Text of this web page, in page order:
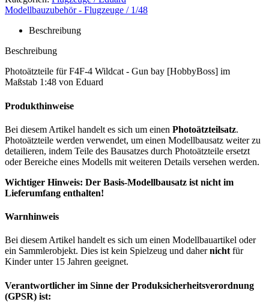
Modellbauzubehör - Flugzeuge / 1/48
Beschreibung
Beschreibung
Photoätzteile für F4F-4 Wildcat - Gun bay [HobbyBoss] im
Maßstab 1:48 von Eduard
Produkthinweise
Bei diesem Artikel handelt es sich um einen Photoätzteilsatz.
Photoätzteile werden verwendet, um einen Modellbausatz weiter zu
detailieren, indem Teile des Bausatzes durch Photoätzteile ersetzt
oder Bereiche eines Modells mit weiteren Details versehen werden.
Wichtiger Hinweis: Der Basis-Modellbausatz ist nicht im
Lieferumfang enthalten!
Warnhinweis
Bei diesem Artikel handelt es sich um einen Modellbauartikel oder
ein Sammlerobjekt. Dies ist kein Spielzeug und dahernicht für
Kinder unter 15 Jahren geeignet.
Verantwortlicher im Sinne der Produksicherheitsverordnung
(GPSR) ist: